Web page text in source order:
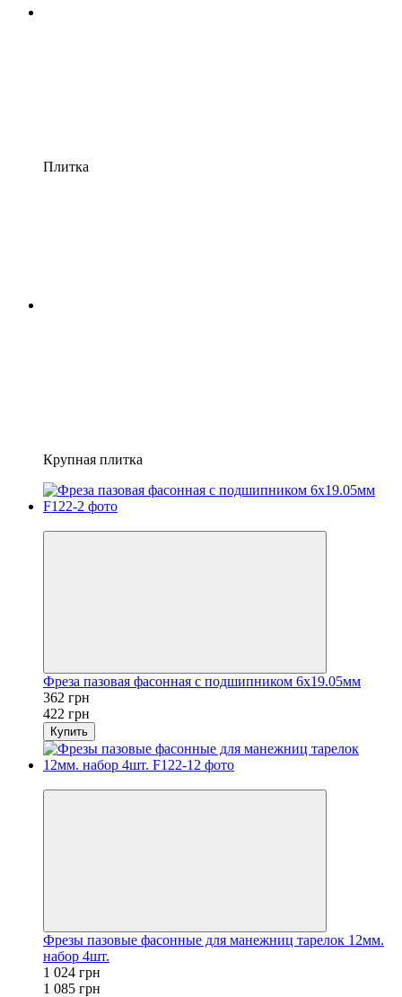
Плитка
Крупная плитка
Фреза пазовая фасонная с подшипником 6x19.05мм
362 грн
422 грн
Купить
Фрезы пазовые фасонные для манежниц тарелок 12мм.
набор 4шт.
1 024 грн
1 085 грн